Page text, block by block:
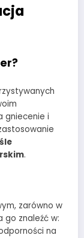
gniecenie i
.
zarówno w
go znaleźć w:
na